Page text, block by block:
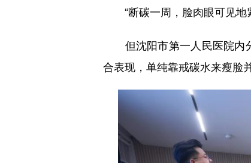
“断碳一周，脸肉眼可见地
但沈阳市第一人民医院内分
合表现，单纯靠戒碳水来瘦脸